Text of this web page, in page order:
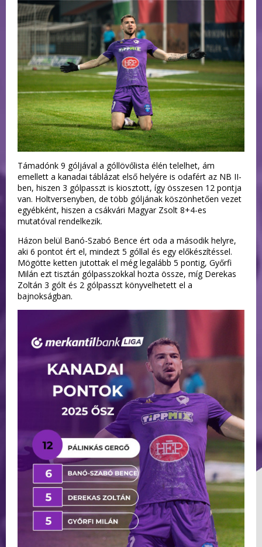
Támadónk 9 góljával a góllövőlista élén telelhet, ám
emellett a kanadai táblázat első helyére is odafért az NB II-
ben, hiszen 3 gólpasszt is kiosztott, így összesen 12 pontja
van. Holtversenyben, de több góljának köszönhetően vezet
egyébként, hiszen a csákvári Magyar Zsolt 8+4-es
mutatóval rendelkezik.
Házon belül Banó-Szabó Bence ért oda a második helyre,
aki 6 pontot ért el, mindezt 5 góllal és egy előkészítéssel.
Mögötte ketten jutottak el még legalább 5 pontig, Győrfi
Milán ezt tisztán gólpasszokkal hozta össze, míg Derekas
Zoltán 3 gólt és 2 gólpasszt könyvelhetett el a
bajnokságban.